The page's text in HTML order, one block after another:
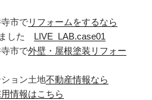
市でリフォームをするなら
した LIVE_LAB.case01
市で外壁・屋根塗装リフォー
ョン土地不動産情報なら
情報はこちら